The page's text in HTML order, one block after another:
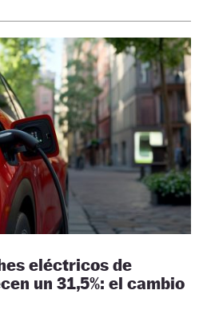
eléctricos de
un 31,5%: el cambio